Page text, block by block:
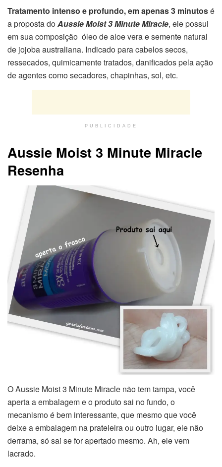
Tratamento intenso e profundo, em apenas 3 minutosé
a proposta doAussie Moist 3 Minute Miracle, ele possui
em sua composição óleo de aloe vera e semente natural
de jojoba australiana. Indicado para cabelos secos,
ressecados, quimicamente tratados, danificados pela ação
de agentes como secadores, chapinhas, sol, etc.
PUBLICIDADE
Aussie Moist 3 Minute Miracle
Resenha
O Aussie Moist 3 Minute Miracle não tem tampa, você
aperta a embalagem e o produto sai no fundo, o
mecanismo é bem interessante, que mesmo que você
deixe a embalagem na prateleira ou outro lugar, ele não
derrama, só sai se for apertado mesmo. Ah, ele vem
lacrado.